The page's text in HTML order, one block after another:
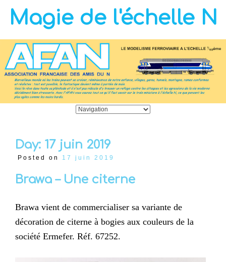
Magie de l'échelle N
Day: 17 juin 2019
Posted on 17 juin 2019
Brawa – Une citerne
Brawa vient de commercialiser sa variante de
décoration de citerne à bogies aux couleurs de la
société Ermefer. Réf. 67252.